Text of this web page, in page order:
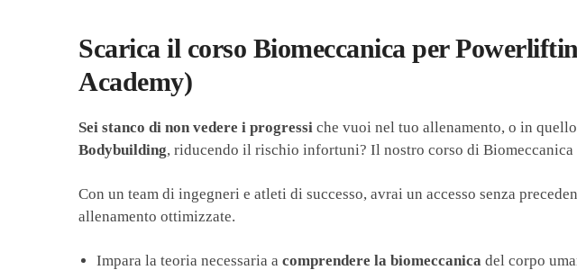
Scarica il corso Biomeccanica per
Academy)
Sei stanco di non vedere i progressi che vuoi nel tuo allenamento, o in
Bodybuilding, riducendo il rischio infortuni? Il nostro corso di Biomeccanica
Con un team di ingegneri e atleti di successo, avrai un accesso senza
allenamento ottimizzate.
Impara la teoria necessaria acomprendere la biomeccanicadel corpo